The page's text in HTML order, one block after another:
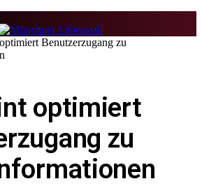
Benutzerzugang zu
optimiert
zu